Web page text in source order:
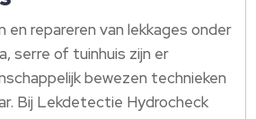
repareren van lekkages onder
serre of tuinhuis zijn er
bewezen technieken
Bij Lekdetectie Hydrocheck